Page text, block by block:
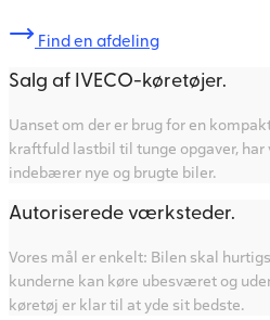
Find en afdeling
Salg af IVECO-køretøjer.
Uanset om der er brug for en
kraftfuld lastbil til tunge opgaver, har
indebærer nye og brugte biler.
Autoriserede værksteder.
Vores mål er enkelt: Bilen skal
kunderne kan køre ubesværet og
køretøj er klar til at yde sit bedste.